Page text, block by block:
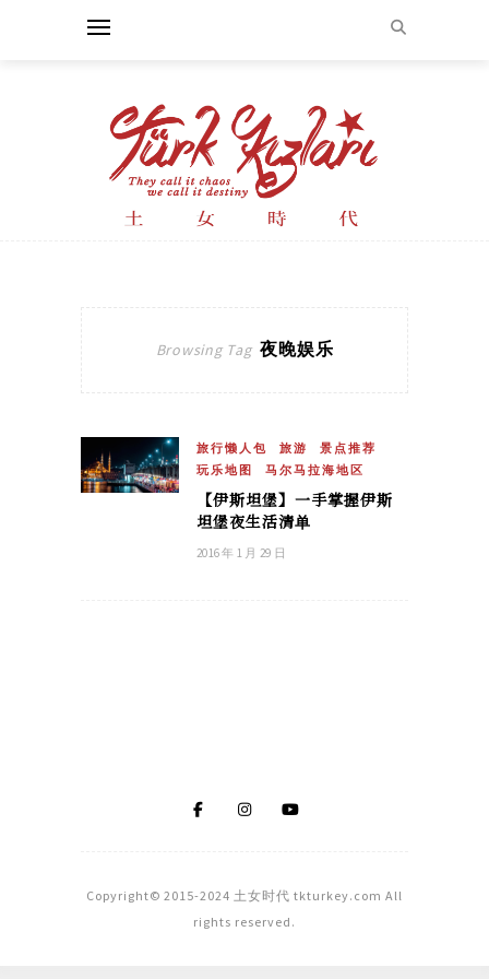
Browsing Tag 夜晚娱乐
旅行懒人包 旅游
景点推荐
玩乐地图
马尔马拉海地区
【伊斯坦堡】一手掌握伊斯
坦堡夜生活清单
2016 年 1 月 29 日
Copyright© 2015-2024 土女时代 tkturkey.com All
rights reserved.